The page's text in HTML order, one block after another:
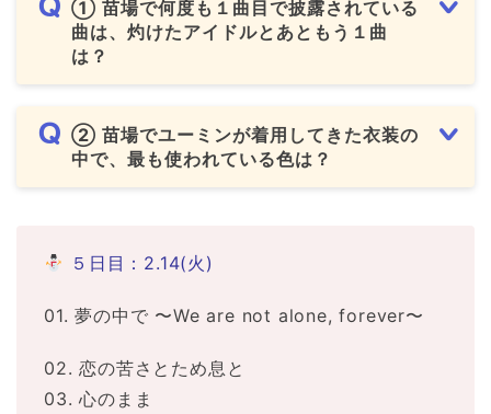
① 苗場で何度も１曲目で披露されている
曲は、灼けたアイドルとあともう１曲
は？
② 苗場でユーミンが着用してきた衣装の
中で、最も使われている色は？
５日目：2.14(火)
01. 夢の中で 〜We are not alone, forever〜
02. 恋の苦さとため息と
03. 心のまま